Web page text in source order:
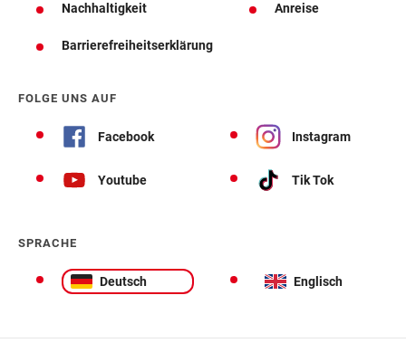
Nachhaltigkeit Anreise
Barrierefreiheitserklärung
FOLGE UNS AUF
Facebook Instagram
Youtube Tik Tok
SPRACHE
Deutsch Englisch